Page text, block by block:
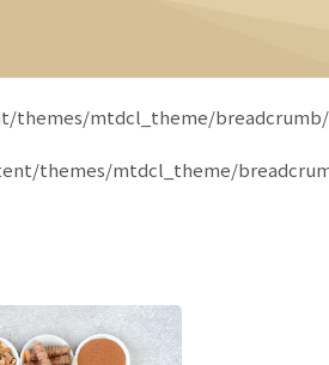
themes/mtdcl_theme/
themes/mtdcl_theme/